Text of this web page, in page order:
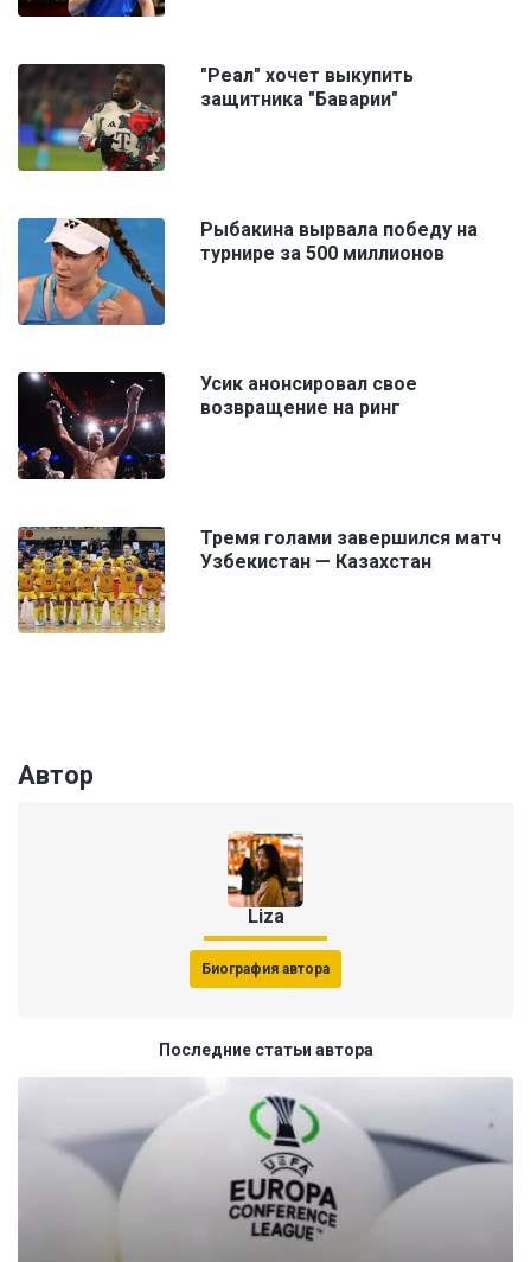
"Реал" хочет выкупить
защитника "Баварии"
Рыбакина вырвала победу на
турнире за 500 миллионов
Усик анонсировал свое
возвращение на ринг
Тремя голами завершился матч
Узбекистан — Казахстан
Автор
Liza
Биография автора
Последние статьи автора